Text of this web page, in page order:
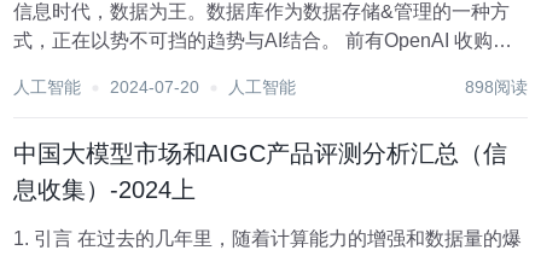
信息时代，数据为王。数据库作为数据存储&管理的一种方
式，正在以势不可挡的趋势与AI结合。 前有OpenAI 收购了
骨文）作为全球最大的信息管理软件及服务供应商，近日发
人工智能 2024-07-20 人工智能 898阅读
中国大模型市场和AIGC产品评测分析汇总（信
息收集）-2024上
1. 引言 在过去的几年里，随着计算能力的增强和数据量的爆